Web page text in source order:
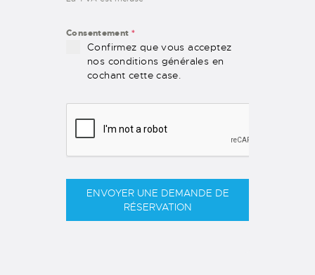
Consentement *
Confirmez que vous acceptez
nos conditions générales en
cochant cette case.
ENVOYER UNE DEMANDE DE
RÉSERVATION